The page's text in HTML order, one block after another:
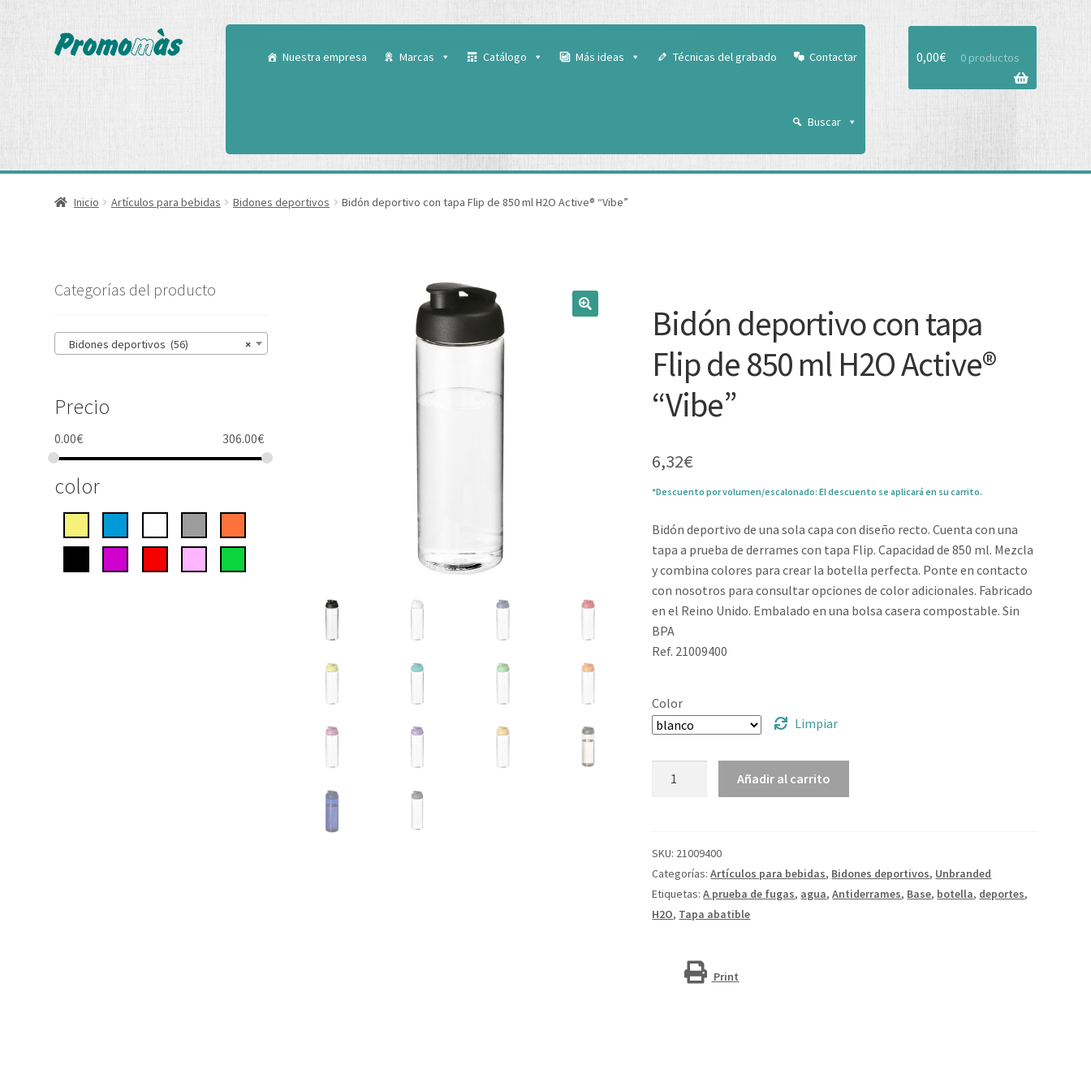
Nuestra empresa Marcas Catálogo Más ideas Técnicas del grabado Contactar
Buscar
0,00€ 0 productos
Inicio Artículos para bebidas Bidones deportivos Bidón deportivo con tapa Flip de 850 ml H2O Active® “Vibe”
Bidón deportivo con tapa
Flip de 850 ml H2O Active®
“Vibe”
6,32€
*Descuento por volumen/escalonado: El descuento se aplicará en su carrito.
Bidón deportivo de una sola capa con diseño recto. Cuenta con una
tapa a prueba de derrames con tapa Flip. Capacidad de 850 ml. Mezcla
y combina colores para crear la botella perfecta. Ponte en contacto
con nosotros para consultar opciones de color adicionales. Fabricado
en el Reino Unido. Embalado en una bolsa casera compostable. Sin
BPA
Ref. 21009400
Color
Limpiar
Flip
de
850
ml
"Vibe"
Añadir al carrito
SKU: 21009400
Categorías:Artículos para bebidas, Bidones deportivos, Unbranded
Etiquetas:A prueba de fugas, agua,Antiderrames, Base, botella, deportes,
H2O, Tapa abatible
Print
Categorías del producto
×
Bidones deportivos (56)
Precio
0.00€ 306.00€
color
Aceptar